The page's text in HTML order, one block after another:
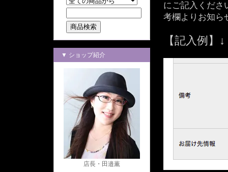
▼ ショップ紹介
店長・田邉薫
にご記入くださ
考欄よりお知ら
【記入例